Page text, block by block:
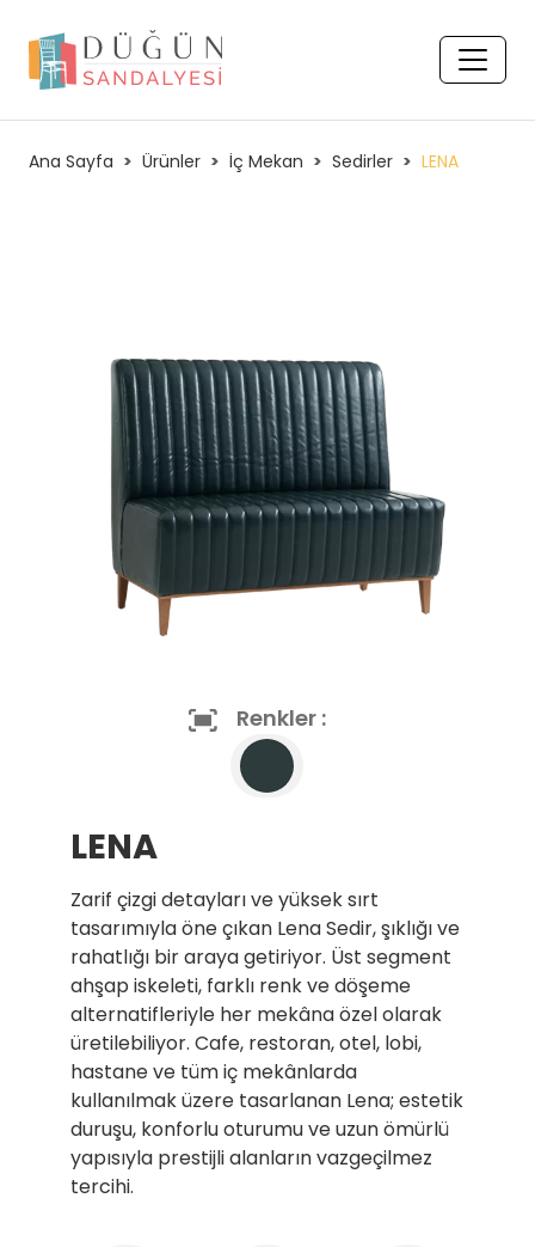
Ana Sayfa Ürünler İç Mekan Sedirler LENA
LENA
Zarif çizgi detayları ve yüksek sırt
tasarımıyla öne çıkan Lena Sedir, şıklığı ve
rahatlığı bir araya getiriyor. Üst segment
ahşap iskeleti, farklı renk ve döşeme
alternatifleriyle her mekâna özel olarak
üretilebiliyor. Cafe, restoran, otel, lobi,
hastane ve tüm iç mekânlarda
kullanılmak üzere tasarlanan Lena; estetik
duruşu, konforlu oturumu ve uzun ömürlü
yapısıyla prestijli alanların vazgeçilmez
tercihi.
Renkler :